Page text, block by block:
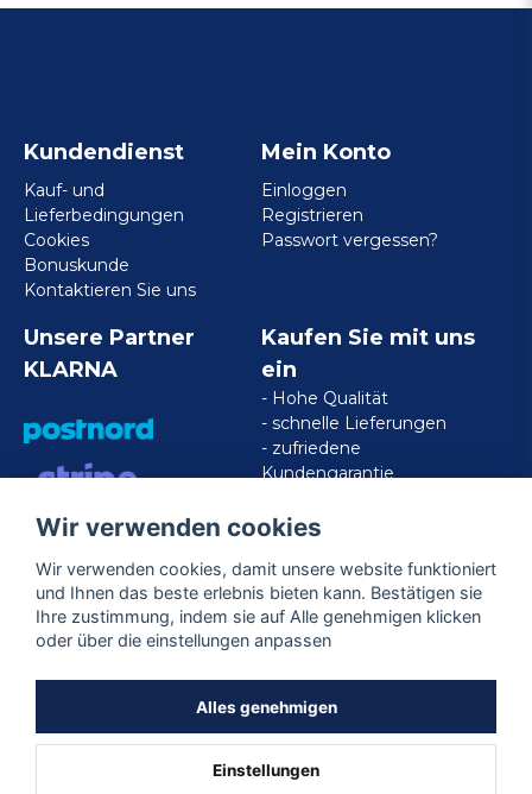
Kundendienst
Kauf- und
Lieferbedingungen
Cookies
Bonuskunde
Kontaktieren Sie uns
Mein Konto
Einloggen
Registrieren
Passwort vergessen?
Unsere Partner
KLARNA
VISA/MASTERCARD/AMERICAN
EXPRESS
Kaufen Sie mit uns
ein
- Hohe Qualität
- schnelle Lieferungen
- zufriedene
Kundengarantie
Folgen Sie uns
Wir verwenden cookies
Wir verwenden cookies, damit unsere website funktioniert
und Ihnen das beste erlebnis bieten kann. Bestätigen sie
Ihre zustimmung, indem sie auf Alle genehmigen klicken
oder über die einstellungen anpassen
Alles genehmigen
Einstellungen